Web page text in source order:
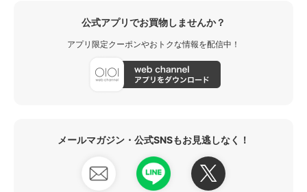
公式アプリでお買物しませんか？
アプリ限定クーポンやおトクな情報を配信中！
メールマガジン・公式SNSもお見逃しなく！